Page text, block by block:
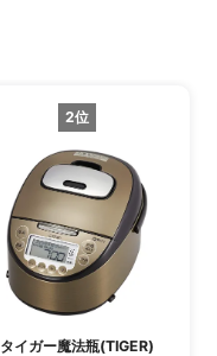
2位
タイガー魔法瓶(TIGER)